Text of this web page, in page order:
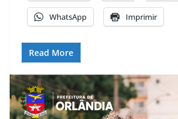
WhatsApp Imprimir
Read More